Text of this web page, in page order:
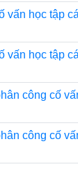
vấn học tập
vấn học tập
công cố
công cố